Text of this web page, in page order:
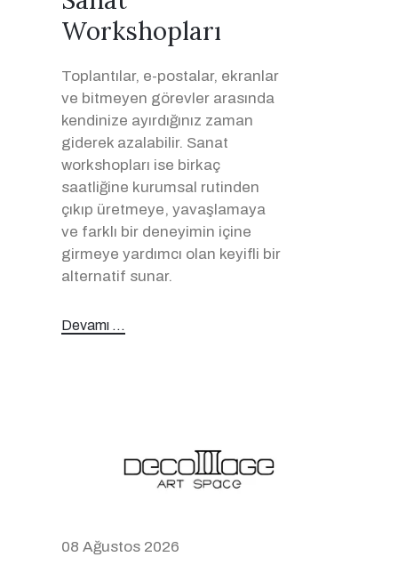
Workshopları
Toplantılar, e-postalar, ekranlar
ve bitmeyen görevler arasında
kendinize ayırdığınız zaman
giderek azalabilir. Sanat
workshopları ise birkaç
saatliğine kurumsal rutinden
çıkıp üretmeye, yavaşlamaya
ve farklı bir deneyimin içine
girmeye yardımcı olan keyifli bir
alternatif sunar.
Devamı ...
08 Ağustos 2026